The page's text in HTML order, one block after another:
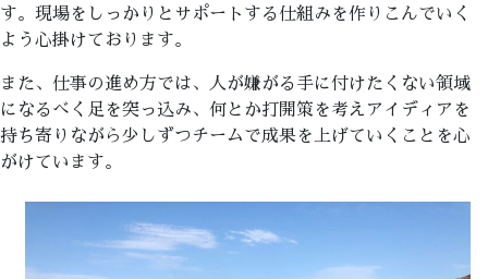
す。現場をしっかりとサポートする仕組みを作りこんでいく
よう心掛けております。
また、仕事の進め方では、人が嫌がる手に付けたくない領域
になるべく足を突っ込み、何とか打開策を考えアイディアを
持ち寄りながら少しずつチームで成果を上げていくことを心
がけています。